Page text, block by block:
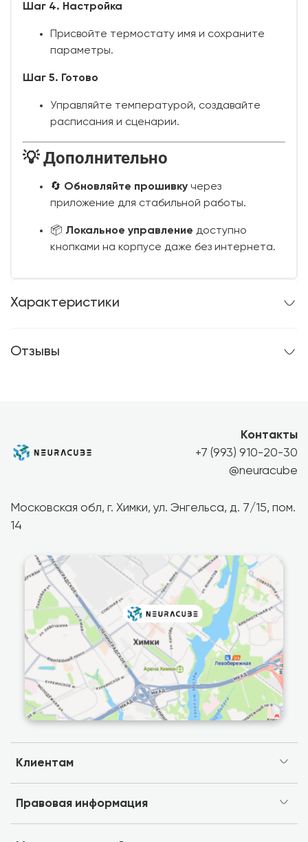
Шаг 4. Настройка
Присвойте термостату имя и сохраните
параметры.
Шаг 5. Готово
Управляйте температурой, создавайте
расписания и сценарии.
💡 Дополнительно
🔄 Обновляйте прошивку через
приложение для стабильной работы.
📦 Локальное управление доступно
кнопками на корпусе даже без интернета.
Характеристики
Отзывы
Контакты
+7 (993) 910-20-30
@neuracube
Клиентам
Правовая информация
Московская обл, г. Химки, ул. Энгельса, д. 7/15, пом.
14